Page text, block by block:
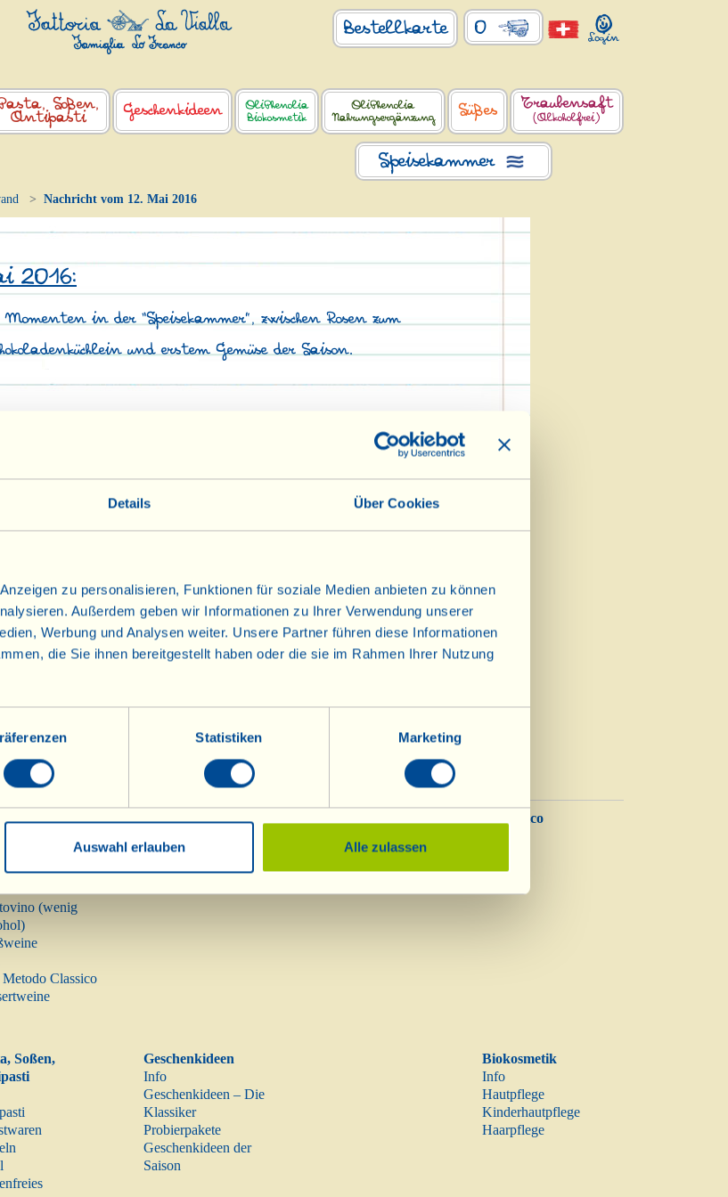
Details Über Cookies
zu personalisieren, Funktionen für soziale Medien anbieten zu können
Außerdem geben wir Informationen zu Ihrer Verwendung unserer
Werbung und Analysen weiter. Unsere Partner führen diese Informationen
die Sie ihnen bereitgestellt haben oder die sie im Rahmen Ihrer Nutzung
Statistiken Marketing
Auswahl erlauben Alle zulassen
0
Bestellkarte
Soßen,
Antipasti
Geschenkideen
OliPhenolia
Biokosmetik
OliPhenolia
Nahrungsergänzung
Süßes Traubensaft
(Alkoholfrei)
Speisekammer
Nachricht vom 12. Mai 2016
2016:
in der “Speisekammer”, zwischen Rosen zum
und erstem Gemüse der Saison.
(wenig
Metodo Classico
Olivenöl
Balsamico
Soßen,
Geschenkideen
Info
Geschenkideen – Die
Klassiker
Probierpakete
Geschenkideen der
Saison
Biokosmetik
Info
Hautpflege
Kinderhautpflege
Haarpflege